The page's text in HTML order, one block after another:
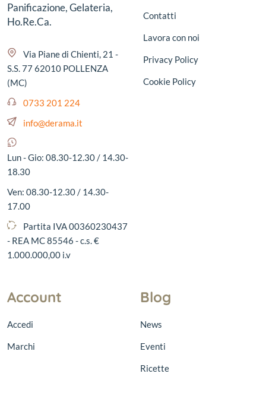
Panificazione, Gelateria,
Ho.Re.Ca.
Via Piane di Chienti, 21 -
S.S. 77 62010 POLLENZA
(MC)
0733 201 224
info@derama.it
Lun - Gio: 08.30-12.30 / 14.30-
18.30
Ven: 08.30-12.30 / 14.30-
17.00
Partita IVA 00360230437
- REA MC 85546 - c.s. €
1.000.000,00 i.v
Contatti
Lavora con noi
Privacy Policy
Cookie Policy
Account
Accedi
Marchi
Blog
News
Eventi
Ricette